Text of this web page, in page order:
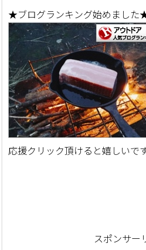
★ブログランキング始めました
応援クリック頂けると嬉しいで
スポンサー